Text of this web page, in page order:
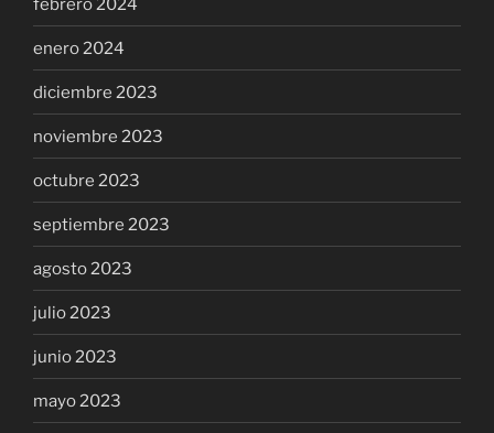
febrero 2024
enero 2024
diciembre 2023
noviembre 2023
octubre 2023
septiembre 2023
agosto 2023
julio 2023
junio 2023
mayo 2023